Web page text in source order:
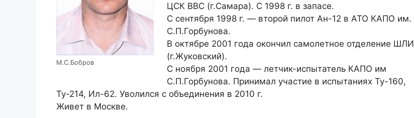
М.С.Бобров
ЦСК ВВС (г.Самара). С 1998 г. в запасе.
С сентября 1998 г. — второй пилот Ан-12 в АТО КАПО им.
С.П.Горбунова.
В октябре 2001 года окончил самолетное отделение ШЛИ
(г.Жуковский).
С ноября 2001 года — летчик-испытатель КАПО им
С.П.Горбунова. Принимал участие в испытаниях Ту-160,
Ту-214, Ил-62. Уволился с объединения в 2010 г.
Живет в Москве.